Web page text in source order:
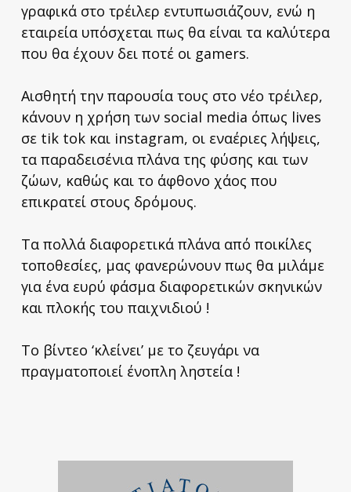
γραφικά στο τρέιλερ εντυπωσιάζουν, ενώ η
εταιρεία υπόσχεται πως θα είναι τα καλύτερα
που θα έχουν δει ποτέ οι gamers.
Αισθητή την παρουσία τους στο νέο τρέιλερ,
κάνουν η χρήση των social media όπως lives
σε tik tok και instagram, οι εναέριες λήψεις,
τα παραδεισένια πλάνα της φύσης και των
ζώων, καθώς και το άφθονο χάος που
επικρατεί στους δρόμους.
Τα πολλά διαφορετικά πλάνα από ποικίλες
τοποθεσίες, μας φανερώνουν πως θα μιλάμε
για ένα ευρύ φάσμα διαφορετικών σκηνικών
και πλοκής του παιχνιδιού !
Το βίντεο ‘κλείνει’ με το ζευγάρι να
πραγματοποιεί ένοπλη ληστεία !